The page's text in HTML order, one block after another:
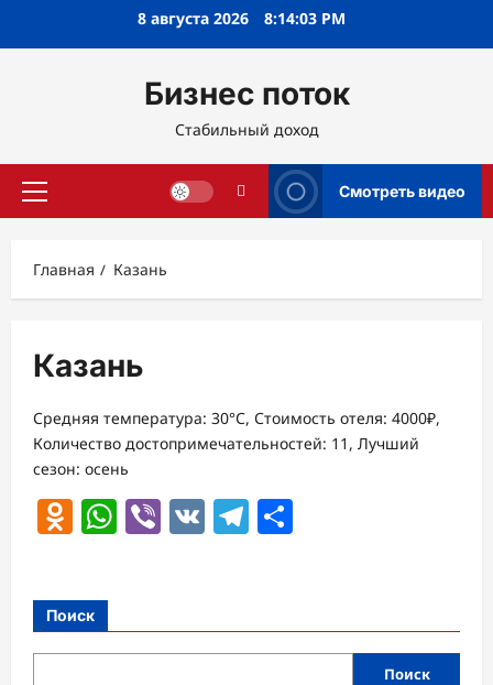
8 августа 2026 8:14:03 PM
Бизнес поток
Стабильный доход
Основное
Смотреть видео
Главная Казань
Казань
Средняя температура: 30°C, Стоимость отеля: 4000₽,
Количество достопримечательностей: 11, Лучший
сезон: осень
Odnoklassniki
WhatsApp
Viber
VK Telegram
Поиск
Поиск